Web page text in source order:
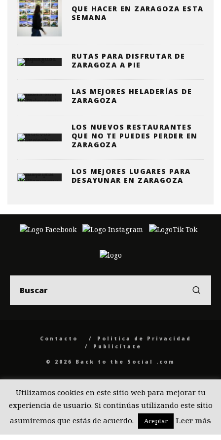
QUE HACER EN ZARAGOZA ESTA
SEMANA
RUTAS PARA DISFRUTAR DE
ZARAGOZA A PIE
LAS MEJORES HELADERÍAS DE
ZARAGOZA
LOS NUEVOS RESTAURANTES
QUE NO TE PUEDES PERDER EN
ZARAGOZA
LOS MEJORES LUGARES PARA
DESAYUNAR EN ZARAGOZA
Contacto
Politica de Privacidad
Publicítate
© 2026 Back to the Social .com
Utilizamos cookies en este sitio web para mejorar tu
experiencia de usuario. Si continúas utilizando este sitio
asumiremos que estás de acuerdo.
Aceptar Leer más